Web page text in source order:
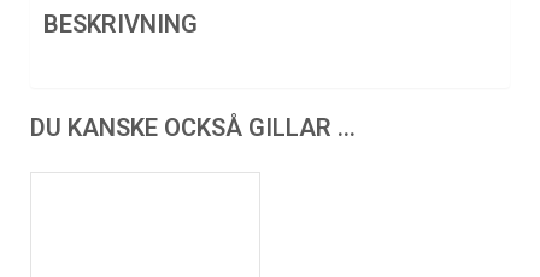
BESKRIVNING
DU KANSKE OCKSÅ GILLAR …